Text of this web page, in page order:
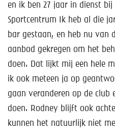
Toekomst
Kalender
Help mee!
Shop
Lid worden
en ik ben 27 jaar in dienst bij
Sportcentrum Ik heb al die
bar gestaan, en heb nu van
aanbod gekregen om het
doen. Dat lijkt mij een hele
ik ook meteen ja op
gaan veranderen op de
doen. Rodney blijft ook
kunnen het natuurlijk niet